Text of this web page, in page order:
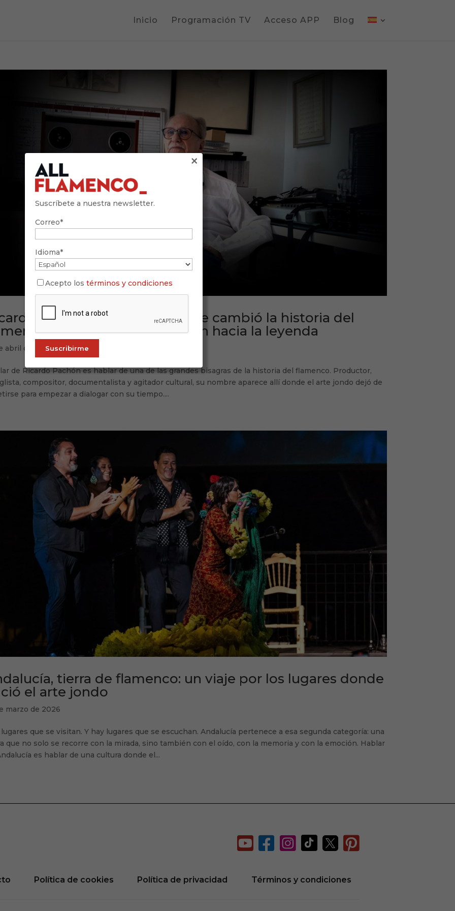
Inicio Programación TV Acceso APP Blog
Pachón, el productor que cambió la historia del
y acompañó a Camarón hacia la leyenda
abril de 2026
de Ricardo Pachón es hablar de una de las grandes bisagras de la historia del flamenco. Productor,
compositor, documentalista y agitador cultural, su nombre aparece allí donde el arte jondo dejó de
para empezar a dialogar con su tiempo....
tierra de flamenco: un viaje por los lugares donde
el arte jondo
marzo de 2026
que se visitan. Y hay lugares que se escuchan. Andalucía pertenece a esa segunda categoría: una
que no solo se recorre con la mirada, sino también con el oído, con la memoria y con la emoción. Hablar
es hablar de una cultura donde el...
     
Política de cookies Política de privacidad Términos y condiciones
Suscríbete a nuestra newsletter.
Correo*
Idioma*
Acepto los términos y condiciones
×